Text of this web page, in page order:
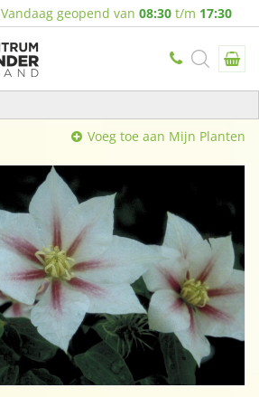
Vandaag geopend van 08:30 t/m 17:30
Voeg toe aan Mijn Planten